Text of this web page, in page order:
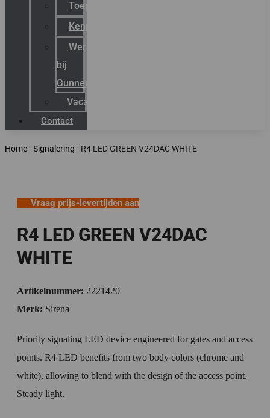
Toepassingen
Kenniscentrum
Werken
bij
Gunneman
Vacatures
Contact
Home-Signalering - R4 LED GREEN V24DAC WHITE
Vraag prijs-levertijden aan
R4 LED GREEN V24DAC
WHITE
Artikelnummer: 2221420
Merk: Sirena
Priority signaling LED device engineered for gates and access
points. R4 LED benefits from two body colors (chrome and
white), allowing to blend with the design of the access point.
Steady light.